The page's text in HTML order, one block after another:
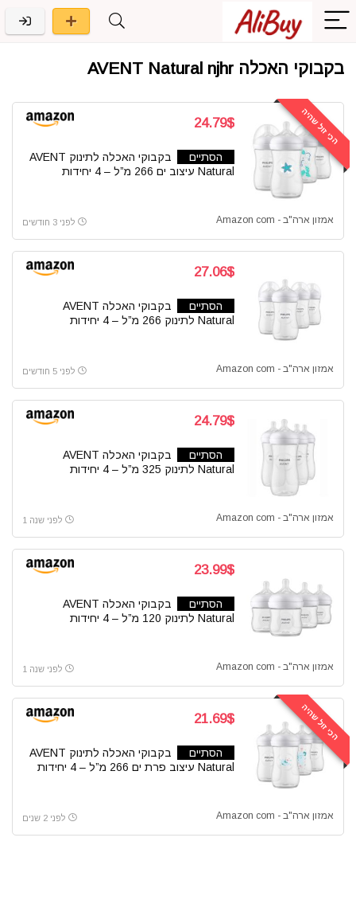
בקבוקי האכלה AVENT Natural njhr
הכי זול שהיה 24.79$
הסתיים
בקבוקי האכלה לתינוק AVENT
Natural עיצוב ים 266 מ”ל – 4 יחידות
אמזון ארה"ב - Amazon com לפני 3 חודשים
27.06$
הסתיים
בקבוקי האכלה AVENT
Natural לתינוק 266 מ”ל – 4 יחידות
אמזון ארה"ב - Amazon com לפני 5 חודשים
24.79$
הסתיים
בקבוקי האכלה AVENT
Natural לתינוק 325 מ”ל – 4 יחידות
אמזון ארה"ב - Amazon com לפני שנה 1
23.99$
הסתיים
בקבוקי האכלה AVENT
Natural לתינוק 120 מ”ל – 4 יחידות
אמזון ארה"ב - Amazon com לפני שנה 1
הכי זול שהיה 21.69$
הסתיים
בקבוקי האכלה לתינוק AVENT
Natural עיצוב פרת ים 266 מ”ל – 4 יחידות
אמזון ארה"ב - Amazon com לפני 2 שנים